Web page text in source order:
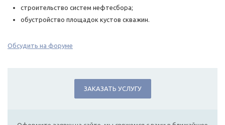
строительство систем нефтесбора;
обустройство площадок кустов скважин.
Обсудить на форуме
ЗАКАЗАТЬ УСЛУГУ